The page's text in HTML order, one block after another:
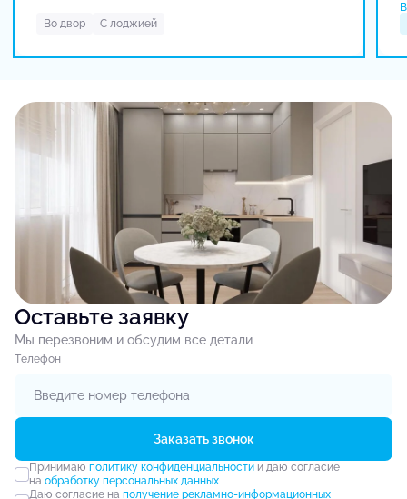
Во двор С лоджией
Оставьте заявку
Мы перезвоним и обсудим все детали
Tелефон
Заказать звонок
Принимаю политику конфиденциальностии даю согласие
на обработку персональных данных
Даю согласие на получение рекламно-информационных